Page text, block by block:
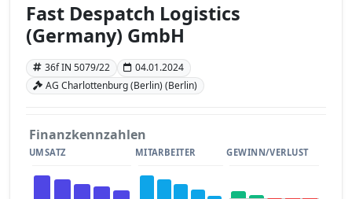
Fast Despatch Logistics
(Germany) GmbH
36f IN 5079/22
04.01.2024
AG Charlottenburg (Berlin) (Berlin)
Finanzkennzahlen
UMSATZ MITARBEITER GEWINN/VERLUST